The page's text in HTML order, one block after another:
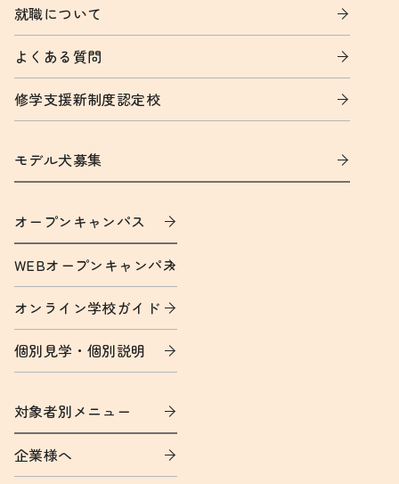
就職について
よくある質問
修学支援新制度認定校
モデル犬募集
オープンキャンパス
WEBオープンキャンパス
オンライン学校ガイド
個別見学・個別説明
対象者別メニュー
企業様へ